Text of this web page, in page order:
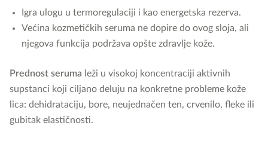
Igra ulogu u termoregulaciji i kao energetska rezerva.
Većina kozmetičkih seruma ne dopire do ovog sloja, ali
njegova funkcija podržava opšte zdravlje kože.
Prednost seruma leži u visokoj koncentraciji aktivnih
supstanci koji ciljano deluju na konkretne probleme kože
lica: dehidrataciju, bore, neujednačen ten, crvenilo, fleke ili
gubitak elastičnosti.